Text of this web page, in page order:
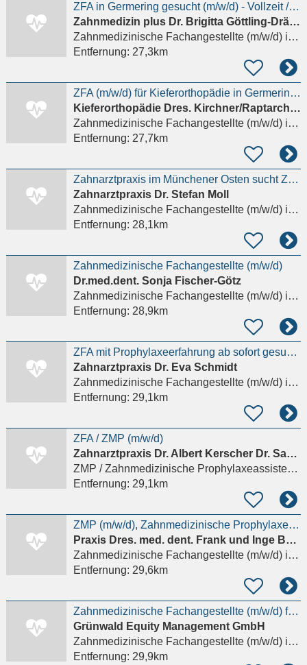
ZFA in Germering gesucht (m/w/d) - Vollzeit / Teilzeit möglich
Zahnmedizin plus Dr. Brigitta Göttling-Drägert und Dr. Christian Drägert
Zahnmedizinische Fachangestellte (m/w/d)in Germering, Unterpfaffenhofen
Entfernung: 27,3km
ZFA (m/w/d) für Kieferorthopädie in Germering gesucht!
Kieferorthopädie Dres. Kirchner/Raptarchis & Zahninsel
Zahnmedizinische Fachangestellte (m/w/d)in Germering, Unterpfaffenhofen
Entfernung: 27,7km
Zahnarztpraxis im Münchener Osten sucht ZFA
Zahnarztpraxis Dr. Stefan Moll
Zahnmedizinische Fachangestellte (m/w/d)in Zorneding, Pöring
Entfernung: 28,1km
Zahnmedizinische Fachangestellte (m/w/d)
Dr.med.dent. Sonja Fischer-Götz
Zahnmedizinische Fachangestellte (m/w/d)in Forstern, Tading
Entfernung: 28,9km
ZFA mit Prophylaxeerfahrung ab sofort gesucht ... dringend
Zahnarztpraxis Dr. Eva Schmidt
Zahnmedizinische Fachangestellte (m/w/d)in Grünwald
Entfernung: 29,1km
ZFA / ZMP (m/w/d)
Zahnarztpraxis Dr. Albert Kerscher Dr. Sabine Raith
ZMP / Zahnmedizinische Prophylaxeassistenz (m/w/d)
Entfernung: 29,1km
ZMP (m/w/d), Zahnmedizinische Prophylaxeassistentin, ZFA, Zahnmedizinische/r Fachangestellte/r
Praxis Dres. med. dent. Frank und Inge Borkowski
Zahnmedizinische Fachangestellte (m/w/d)in Gauting, Stockdorf
Entfernung: 29,6km
Zahnmedizinische Fachangestellte (m/w/d) für moderne Kieferorthopädie in Grünwald
Grünwald Equity Management GmbH
Zahnmedizinische Fachangestellte (m/w/d)in Grünwald
Entfernung: 29,9km